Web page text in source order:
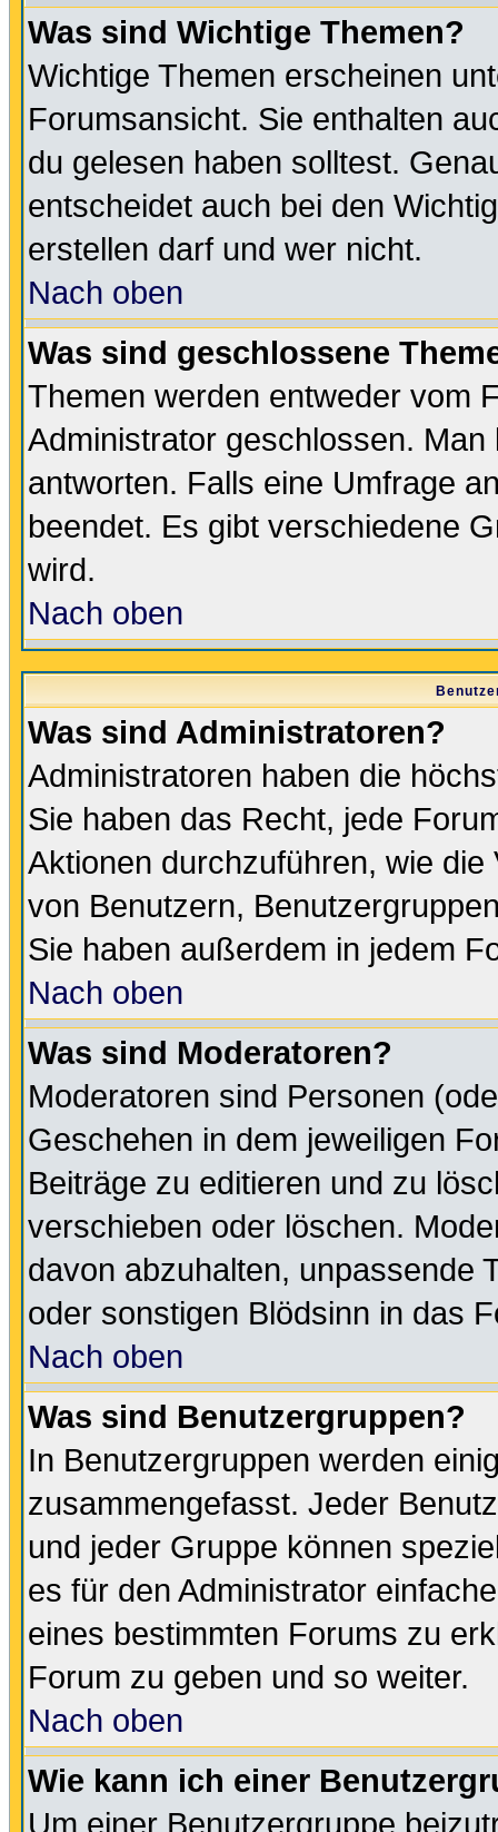
Was sind Wichtige Themen?
Wichtige Themen erscheinen
Forumsansicht. Sie enthalten
du gelesen haben solltest.
entscheidet auch bei den
erstellen darf und wer nicht.
Nach oben
Was sind geschlossene
Themen werden entweder vom
Administrator geschlossen.
antworten. Falls eine Umfrage
beendet. Es gibt verschiedene
wird.
Nach oben
Was sind Administratoren?
Administratoren haben die
Sie haben das Recht, jede
Aktionen durchzuführen, wie
von Benutzern,
Sie haben außerdem in jedem
Nach oben
Was sind Moderatoren?
Moderatoren sind Personen
Geschehen in dem jeweiligen
Beiträge zu editieren und zu
verschieben oder löschen.
davon abzuhalten, unpassende
oder sonstigen Blödsinn in das
Nach oben
Was sind Benutzergruppen?
In Benutzergruppen werden
zusammengefasst. Jeder
und jeder Gruppe können
es für den Administrator
eines bestimmten Forums zu
Forum zu geben und so weiter.
Nach oben
Wie kann ich einer
Um einer Benutzergruppe